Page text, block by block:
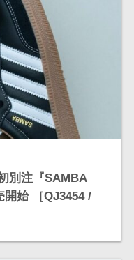
別注『SAMBA
開始 ［QJ3454 /